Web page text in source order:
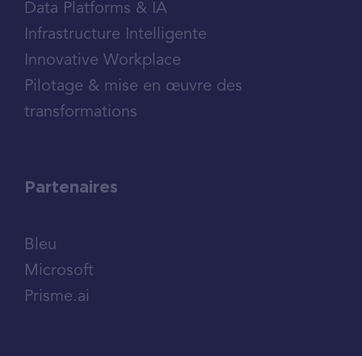
Data Platforms & IA
Infrastructure Intelligente
Innovative Workplace
Pilotage & mise en œuvre des
transformations
Partenaires
Bleu
Microsoft
Prisme.ai